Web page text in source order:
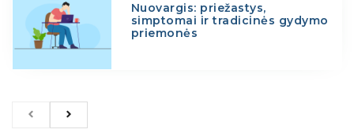
Nuovargis: priežastys,
simptomai ir tradicinės gydymo
priemonės